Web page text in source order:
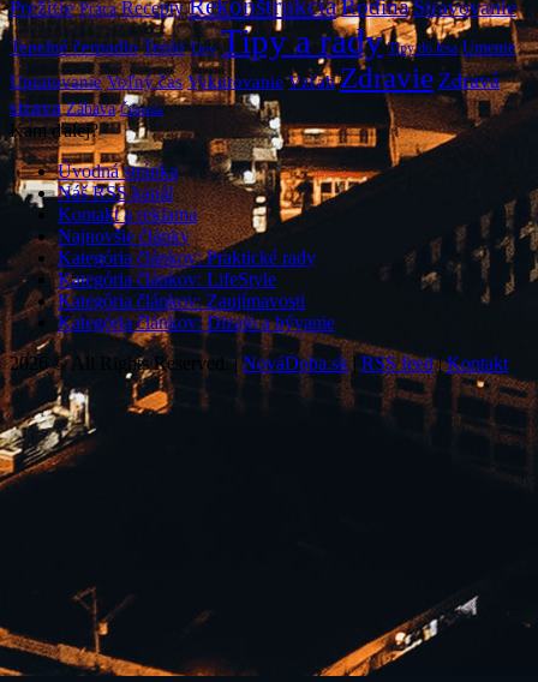
Prežitie Práca Recepty RekonštrukciaRodina Stravovanie
Tepelné čerpadlo Teplo Tipy Tipy a rady Tipy do lesa Umenie
Upratovanie Voľný čas Vykurovanie Vzťah Zdravie Zdravá
strava Zábava Čistenie
Kam ďalej?
Úvodná stránka
Náš RSS kanál
Kontakt a reklama
Najnovšie články
Kategória článkov: Praktické rady
Kategória článkov: LifeStyle
Kategória článkov: Zaujímavosti
Kategória článkov: Dizajn a bývanie
2026 © All Rights Reserved. | NováDoba.sk| RSS feed|Kontakt